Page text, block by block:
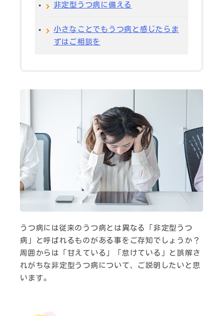
非定型うつ病に備える
小さなことでもうつ病と感じたらま
ずはご相談を
うつ病には従来のうつ病とは異なる「非定型うつ
病」と呼ばれるものがある事をご存知でしょうか？
周囲からは「甘えている」「怠けている」と誤解さ
れがちな非定型うつ病について、ご説明したいと思
います。